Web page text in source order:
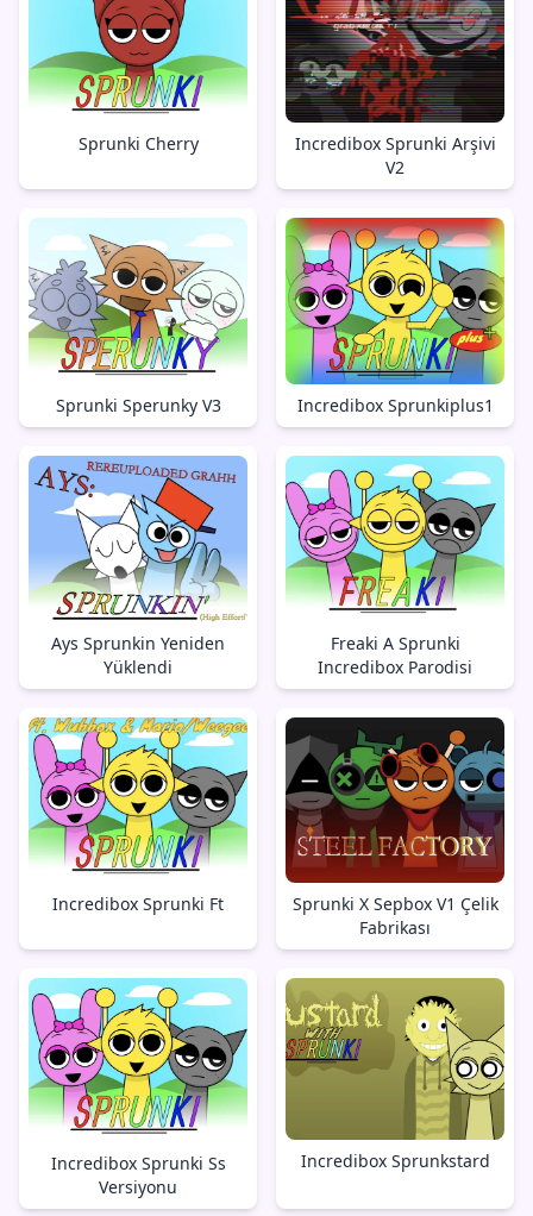
Sprunki Cherry
Incredibox Sprunki Arşivi
V2
Sprunki Sperunky V3 Incredibox Sprunkiplus1
Ays Sprunkin Yeniden
Yüklendi
Freaki A Sprunki
Incredibox Parodisi
Incredibox Sprunki Ft
Sprunki X Sepbox V1 Çelik
Fabrikası
Incredibox Sprunki Ss
Versiyonu
Incredibox Sprunkstard